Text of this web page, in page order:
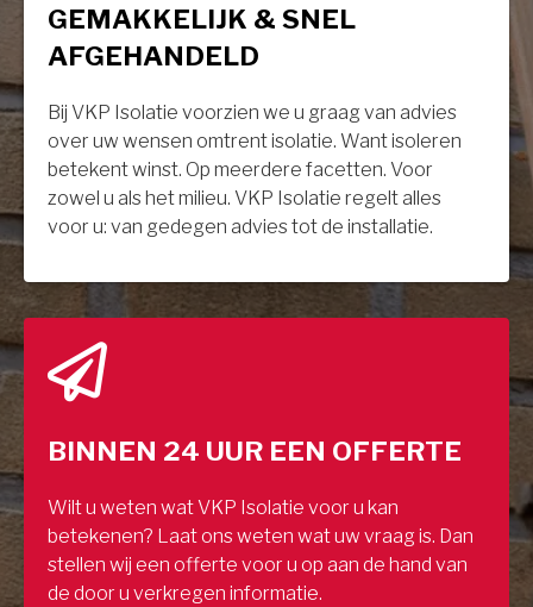
GEMAKKELIJK & SNEL
AFGEHANDELD
Bij VKP Isolatie voorzien we u graag van advies
over uw wensen omtrent isolatie. Want isoleren
betekent winst. Op meerdere facetten. Voor
zowel u als het milieu. VKP Isolatie regelt alles
voor u: van gedegen advies tot de installatie.
BINNEN 24 UUR EEN OFFERTE
Wilt u weten wat VKP Isolatie voor u kan
betekenen? Laat ons weten wat uw vraag is. Dan
stellen wij een offerte voor u op aan de hand van
de door u verkregen informatie.